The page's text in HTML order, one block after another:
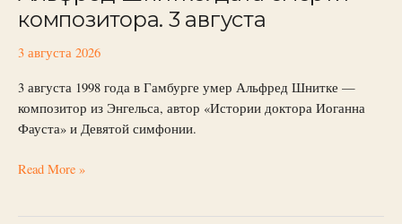
композитора. 3 августа
3 августа 2026
3 августа 1998 года в Гамбурге умер Альфред Шнитке —
композитор из Энгельса, автор «Истории доктора Иоганна
Фауста» и Девятой симфонии.
Шнитке:
дата
смерти
3
августа
Read More »